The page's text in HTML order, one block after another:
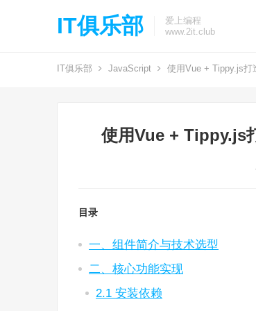
IT俱乐部
爱上编程
www.2it.club
IT俱乐部 JavaScript 使用Vue + Tippy.js打
使用Vue + Tippy.js
目录
一、组件简介与技术选型
二、核心功能实现
2.1 安装依赖